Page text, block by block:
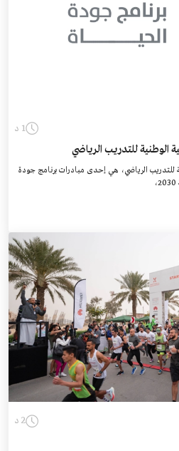
1 د
الوطنية للتدريب الرياضي
للتدريب الرياضي، هي إحدى مبادرات برنامج جودة
2 د